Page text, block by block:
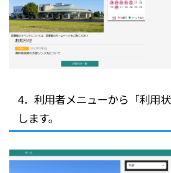
4．利用者メニューから「利用
します。